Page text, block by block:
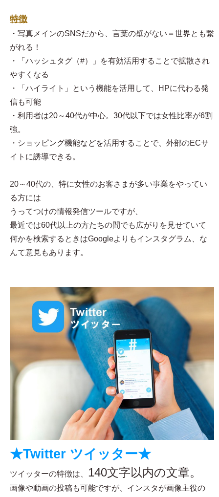
特徴
・写真メインのSNSだから、言葉の壁がない＝世界とも繋
がれる！
・「ハッシュタグ（#）」を有効活用することで拡散され
やすくなる
・「ハイライト」という機能を活用して、HPに代わる発
信も可能
・利用者は20～40代が中心。30代以下では女性比率が6割
強。
・ショッピング機能などを活用することで、外部のECサ
イトに誘導できる。
20～40代の、特に女性のお客さまが多い事業をやってい
る方には
うってつけの情報発信ツールですが、
最近では60代以上の方たちの間でも広がりを見せていて
何かを検索するときはGoogleよりもインスタグラム、な
んて意見もあります。
★Twitter ツイッター★
ツイッターの特徴は、 140文字以内の文章。
画像や動画の投稿も可能ですが、インスタが画像主役の